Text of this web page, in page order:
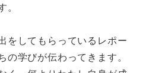
をしてもらっているレポー
の学びが伝わってきます。